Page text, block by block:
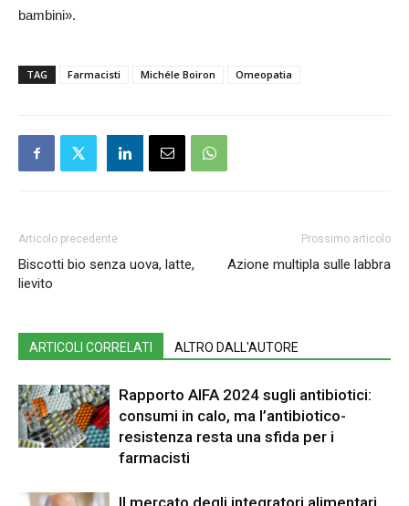
bambini».
TAG Farmacisti Michéle Boiron Omeopatia
Articolo precedente
Biscotti bio senza uova, latte,
lievito
Prossimo articolo
Azione multipla sulle labbra
ARTICOLI CORRELATI ALTRO DALL'AUTORE
Rapporto AIFA 2024 sugli antibiotici:
consumi in calo, ma l’antibiotico-
resistenza resta una sfida per i
farmacisti
Il mercato degli integratori alimentari